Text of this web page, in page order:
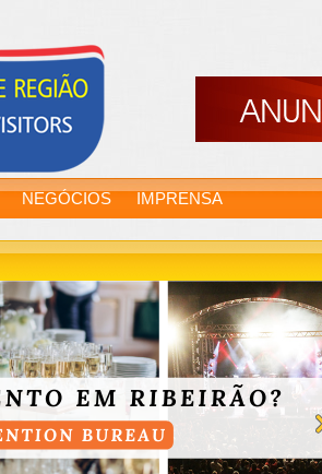
NEGÓCIOS IMPRENSA